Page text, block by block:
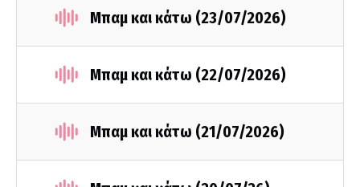
Μπαμ και κάτω (23/07/2026)
Μπαμ και κάτω (22/07/2026)
Μπαμ και κάτω (21/07/2026)